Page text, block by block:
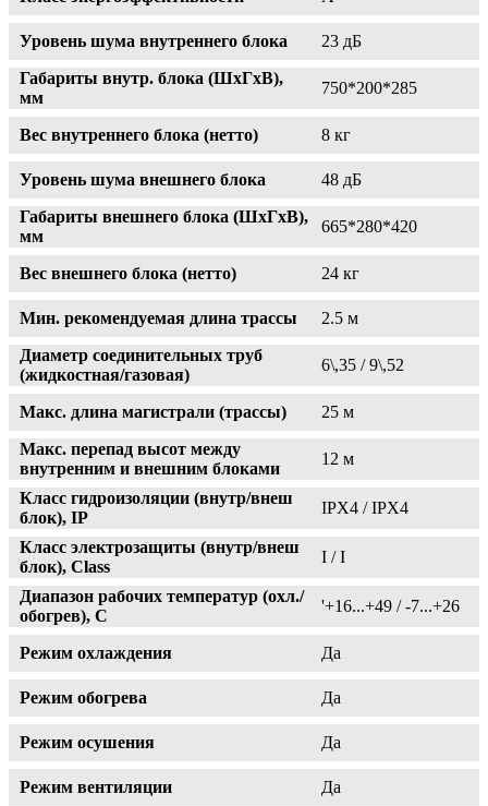
Уровень шума внутреннего блока
23 дБ
Габариты внутр. блока (ШxГxВ),
мм
750*200*285
Вес внутреннего блока (нетто) 8 кг
Уровень шума внешнего блока
48 дБ
Габариты внешнего блока (ШxГxВ),
мм
665*280*420
Вес внешнего блока (нетто) 24 кг
Мин. рекомендуемая длина трассы
2.5 м
Диаметр соединительных труб
(жидкостная/газовая)
6\,35 / 9\,52
Макс. длина магистрали (трассы)
25 м
Макс. перепад высот между
внутренним и внешним блоками
12 м
Класс гидроизоляции (внутр/внеш
блок), IP
IPX4 / IPX4
Класс электрозащиты (внутр/внеш
блок), Class
I / I
Диапазон рабочих температур (охл./
обогрев), C
'+16...+49 / -7...+26
Режим охлаждения Да
Режим обогрева Да
Режим осушения Да
Режим вентиляции Да